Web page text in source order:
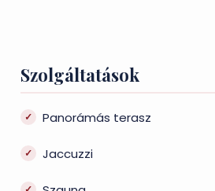
Szolgáltatások
Panorámás terasz
Jaccuzzi